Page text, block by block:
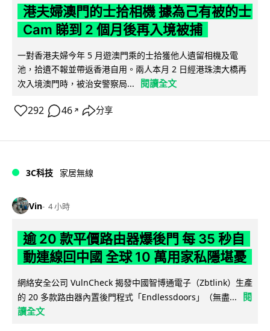
港夫婦澳門的士拾相機 據為己有被的士
Cam 睇到 2 個月後再入境被捕
一對香港夫婦今年 5 月遊澳門乘的士拾獲他人遺留相機及電
池，拾遺不報並帶返香港自用。兩人本月 2 日經港珠澳大橋再
次入境澳門時，被治安警察局...
閱讀全文
292 46 ↗ 分享
3C科技 家居無線
Vin 4 小時
逾 20 款平價路由器爆後門 每 35 秒自
動連線回中國 全球 10 萬用家私隱堪憂
網絡安全公司 VulnCheck 揭發中國智博通電子（Zbtlink）生產
的 20 多款路由器內置後門程式「Endlessdoors」（無盡...
閱
讀全文